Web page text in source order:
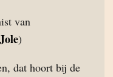
van
)
dat hoort bij de